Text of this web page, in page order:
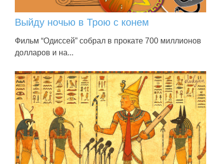
Выйду ночью в Трою с конем
Фильм “Одиссей” собрал в прокате 700 миллионов
долларов и на...